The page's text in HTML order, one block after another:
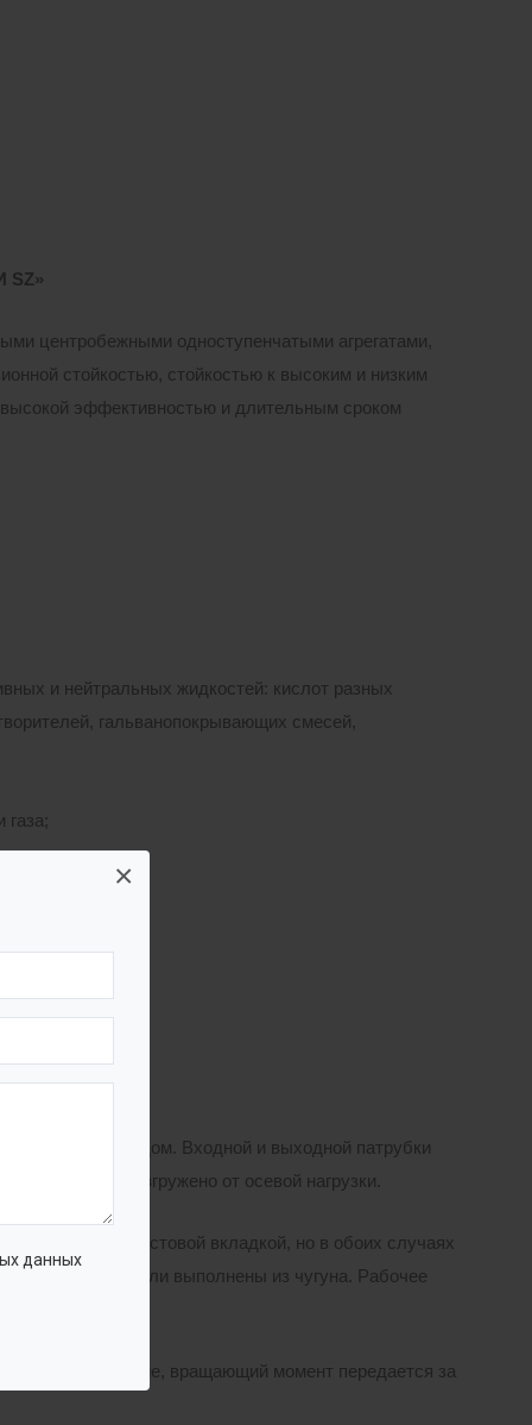
данных
×
SZ»
центробежными одноступенчатыми агрегатами,
стойкостью, стойкостью к высоким и низким
эффективностью и длительным сроком
и нейтральных жидкостей: кислот разных
гальванопокрывающих смесей,
выходом. Входной и выходной патрубки
разгружено от осевой нагрузки.
с фторопластовой вкладкой, но в обоих случаях
Корпусные детали выполнены из чугуна. Рабочее
стальной раме, вращающий момент передается за